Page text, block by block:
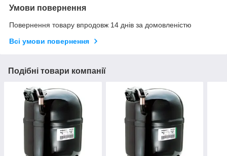
Умови повернення
Повернення товару впродовж 14 днів за домовленістю
Всі умови повернення
Подібні товари компанії